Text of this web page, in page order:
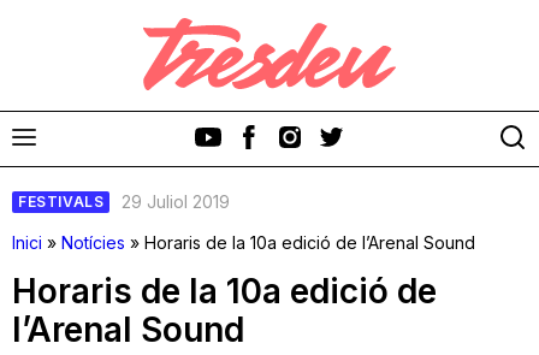
Discos
FESTIVALS
29 Juliol 2019
Inici » Notícies » Horaris de la 10a edició de l’Arenal Sound
Horaris de la 10a edició de
l’Arenal Sound